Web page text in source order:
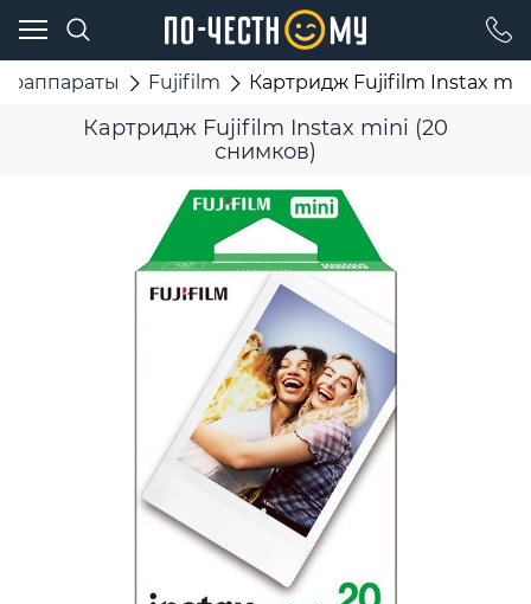
Fujifilm Картридж Fujifilm Instax
Картридж Fujifilm Instax mini (20
снимков)